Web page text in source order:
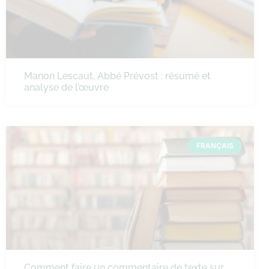
Manon Lescaut, Abbé Prévost : résumé et
analyse de l’œuvre
FRANÇAIS